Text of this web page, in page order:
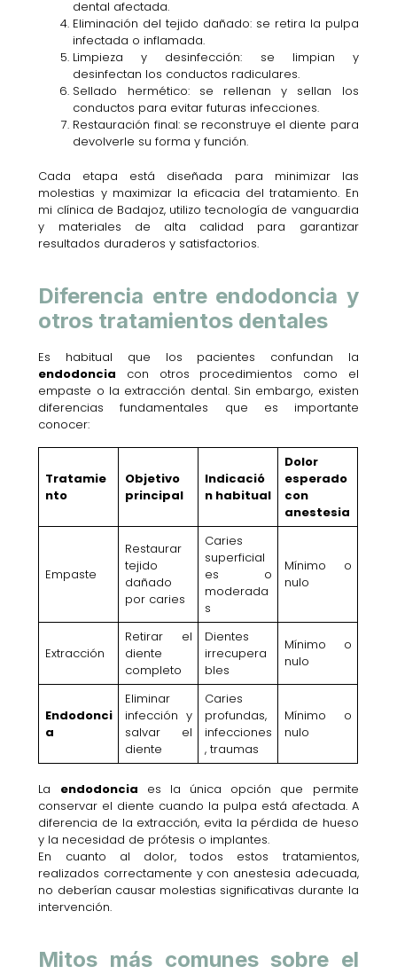
dental afectada.
Eliminación del tejido dañado: se retira la pulpa
infectada o inflamada.
Limpieza y desinfección: se limpian y
desinfectan los conductos radiculares.
Sellado hermético: se rellenan y sellan los
conductos para evitar futuras infecciones.
Restauración final: se reconstruye el diente para
devolverle su forma y función.
Cada etapa está diseñada para minimizar las
molestias y maximizar la eficacia del tratamiento. En
mi clínica de Badajoz, utilizo tecnología de vanguardia
y materiales de alta calidad para garantizar
resultados duraderos y satisfactorios.
Diferencia entre endodoncia y
otros tratamientos dentales
Es habitual que los pacientes confundan la
endodoncia con otros procedimientos como el
empaste o la extracción dental. Sin embargo, existen
diferencias fundamentales que es importante
conocer:
Tratamie
nto
Objetivo
principal
Indicació
n habitual
Dolor
esperado
con
anestesia
Empaste
Restaurar
tejido
dañado
por caries
Caries
superficial
es o
moderada
s
Mínimo o
nulo
Extracción
Retirar el
diente
completo
Dientes
irrecupera
bles
Mínimo o
nulo
Endodonci
a
Eliminar
infección y
salvar el
diente
Caries
profundas,
infecciones
, traumas
Mínimo o
nulo
La endodoncia es la única opción que permite
conservar el diente cuando la pulpa está afectada. A
diferencia de la extracción, evita la pérdida de hueso
y la necesidad de prótesis o implantes.
En cuanto al dolor, todos estos tratamientos,
realizados correctamente y con anestesia adecuada,
no deberían causar molestias significativas durante la
intervención.
Mitos más comunes sobre el